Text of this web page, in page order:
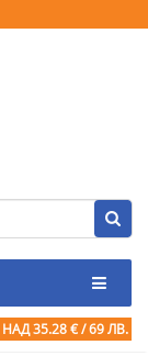
НАД 35.28 € / 69 ЛВ.